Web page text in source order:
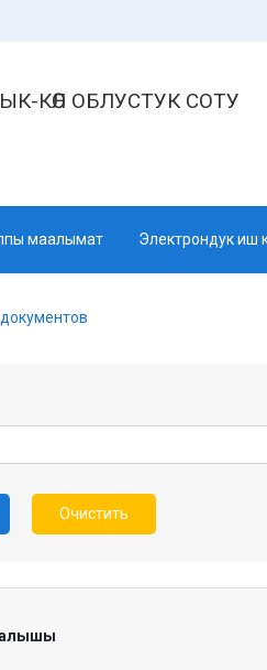
КӨЛ ОБЛУСТУК СОТУ
маалымат Электрондук иш
Очистить